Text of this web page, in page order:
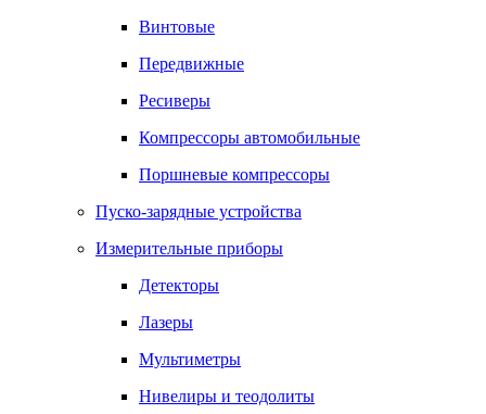
Винтовые
Передвижные
Ресиверы
Компрессоры автомобильные
Поршневые компрессоры
Пуско-зарядные устройства
Измерительные приборы
Детекторы
Лазеры
Мультиметры
Нивелиры и теодолиты